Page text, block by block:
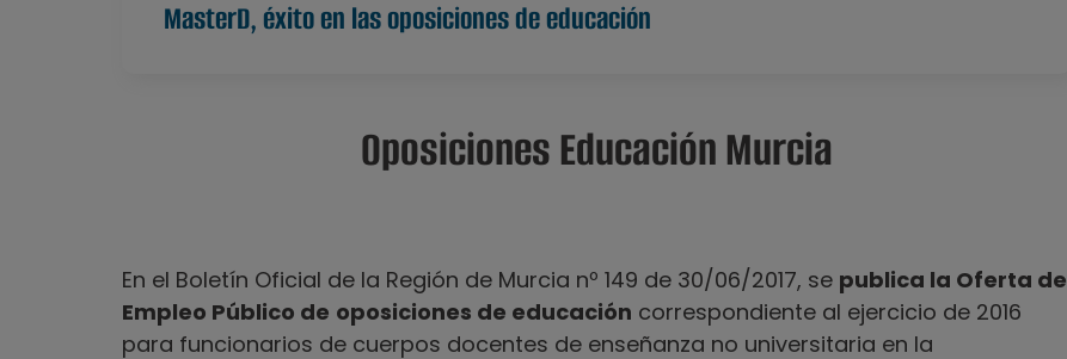
MasterD, éxito en las oposiciones de educación
Oposiciones Educación Murcia
En el Boletín Oficial de la Región de Murcia nº 149 de 30/06/2017, se publica la Oferta de
Empleo Público de oposiciones de educación correspondiente al ejercicio de 2016
para funcionarios de cuerpos docentes de enseñanza no universitaria en la